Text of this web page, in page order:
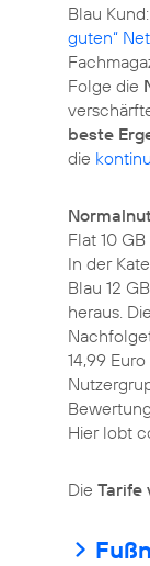
Blau
guten“
Folge die
beste
die
Flat 10
In der
Blau 12
heraus.
14,99
Hier lobt
Die Tarife